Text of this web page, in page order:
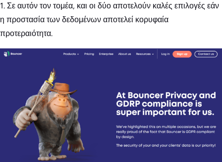
1. Σε αυτόν τον τομέα, και οι δύο αποτελούν καλές επιλογές εάν
η προστασία των δεδομένων αποτελεί κορυφαία
προτεραιότητα.